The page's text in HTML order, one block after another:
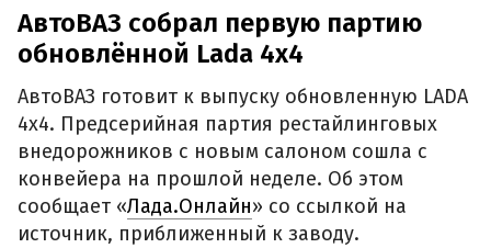
АвтоВАЗ собрал первую партию
обновлённой Lada 4x4
АвтоВАЗ готовит к выпуску обновленную LADA
4x4. Предсерийная партия рестайлинговых
внедорожников с новым салоном сошла с
конвейера на прошлой неделе. Об этом
сообщает «Лада.Онлайн» со ссылкой на
источник, приближенный к заводу.